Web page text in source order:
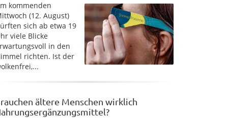
kommenden
(12. August)
sich ab etwa 19
viele Blicke
in den
richten. Ist der
ältere Menschen wirklich